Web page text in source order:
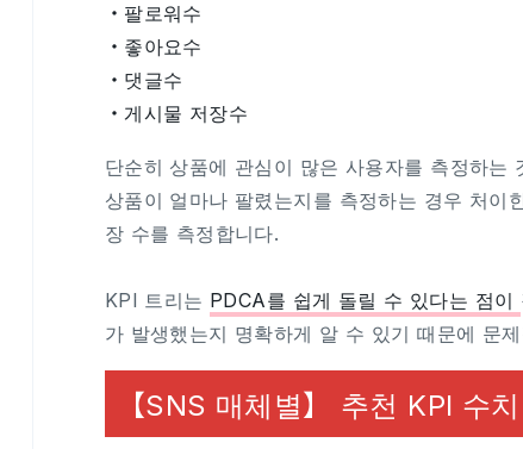
・팔로워수
・좋아요수
・댓글수
・게시물 저장수
단순히 상품에 관심이 많은 사용자를 측정하는
상품이 얼마나 팔렸는지를 측정하는 경우 처이
장 수를 측정합니다.
KPI 트리는 PDCA를 쉽게 돌릴 수 있다는 점이
가 발생했는지 명확하게 알 수 있기 때문에 문
【SNS 매체별】 추천 KPI 수